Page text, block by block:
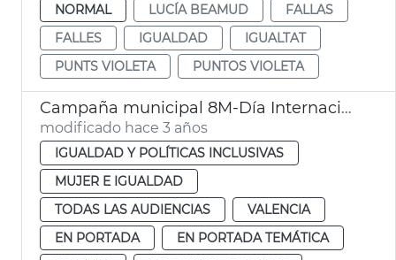
NORMAL
LUCÍA BEAMUD
FALLAS
FALLES
IGUALDAD
IGUALTAT
PUNTS VIOLETA
PUNTOS VIOLETA
Campaña municipal 8M-Día Internacional de las Mujeres
modificado hace 3 años
IGUALDAD Y POLÍTICAS INCLUSIVAS
MUJER E IGUALDAD
TODAS LAS AUDIENCIAS
VALENCIA
EN PORTADA
EN PORTADA TEMÁTICA